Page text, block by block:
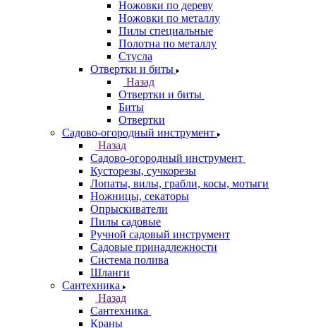
Ножовки по дереву
Ножовки по металлу
Пилы специальные
Полотна по металлу
Стусла
Отвертки и биты
Назад
Отвертки и биты
Биты
Отвертки
Садово-огородный инструмент
Назад
Садово-огородный инструмент
Кусторезы, сучкорезы
Лопаты, вилы, грабли, косы, мотыги
Ножницы, секаторы
Опрыскиватели
Пилы садовые
Ручной садовый инструмент
Садовые принадлежности
Система полива
Шланги
Сантехника
Назад
Сантехника
Краны